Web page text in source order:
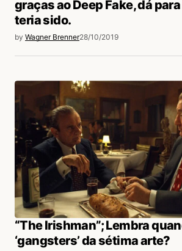
graças ao Deep Fake, dá
teria sido.
by Wagner Brenner28/10/2019
“The Irishman”; Lembra
‘gangsters’ da sétima arte?